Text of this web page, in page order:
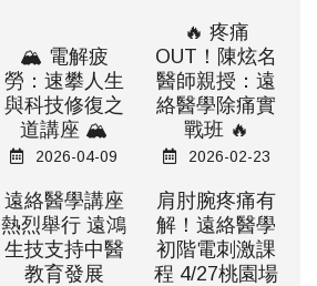
🏔️ 電解疲
勞：速攀人生
與科技修復之
道講座 🏔️
2026-04-09
🔥 疼痛
OUT！陳炫名
醫師親授：遠
絡醫學除痛實
戰班 🔥
2026-02-23
遠絡醫學講座
熱烈舉行 遠鴻
生技支持中醫
教育發展
肩肘腕疼痛有
解！遠絡醫學
初階電刺激課
程 4/27桃園場